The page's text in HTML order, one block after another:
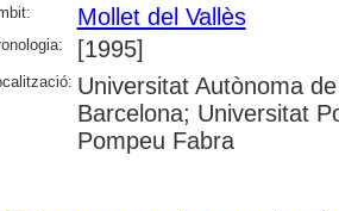
Mollet del Vallès
[1995]
Universitat Autònoma
Barcelona; Universitat
Pompeu Fabra